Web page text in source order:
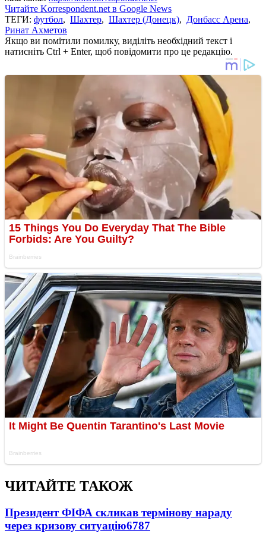
Читайте Korrespondent.net в Google News
ТЕГИ: футбол, Шахтер, Шахтер (Донецк), Донбасс Арена,
Ринат Ахметов
Якщо ви помітили помилку, виділіть необхідний текст і
натисніть Ctrl + Enter, щоб повідомити про це редакцію.
ЧИТАЙТЕ ТАКОЖ
Президент ФІФА скликав термінову нараду
через кризову ситуацію6787